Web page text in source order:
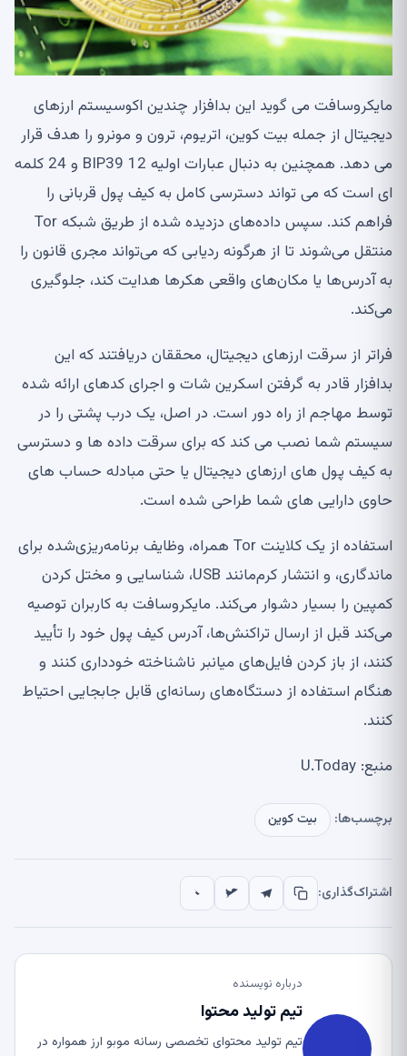
مایکروسافت می گوید این بدافزار چندین اکوسیستم ارزهای
دیجیتال از جمله بیت کوین، اتریوم، ترون و مونرو را هدف قرار
می دهد. همچنین به دنبال عبارات اولیه BIP39 12 و 24 کلمه
ای است که می تواند دسترسی کامل به کیف پول قربانی را
فراهم کند. سپس داده‌های دزدیده شده از طریق شبکه Tor
منتقل می‌شوند تا از هرگونه ردیابی که می‌تواند مجری قانون را
به آدرس‌ها یا مکان‌های واقعی هکرها هدایت کند، جلوگیری
می‌کند.
فراتر از سرقت ارزهای دیجیتال، محققان دریافتند که این
بدافزار قادر به گرفتن اسکرین شات و اجرای کدهای ارائه شده
توسط مهاجم از راه دور است. در اصل، یک درب پشتی را در
سیستم شما نصب می کند که برای سرقت داده ها و دسترسی
به کیف پول های ارزهای دیجیتال یا حتی مبادله حساب های
حاوی دارایی های شما طراحی شده است.
استفاده از یک کلاینت Tor همراه، وظایف برنامه‌ریزی‌شده برای
ماندگاری، و انتشار کرم‌مانند USB، شناسایی و مختل کردن
کمپین را بسیار دشوار می‌کند. مایکروسافت به کاربران توصیه
می‌کند قبل از ارسال تراکنش‌ها، آدرس کیف پول خود را تأیید
کنند، از باز کردن فایل‌های میانبر ناشناخته خودداری کنند و
هنگام استفاده از دستگاه‌های رسانه‌ای قابل جابجایی احتیاط
کنند.
منبع: U.Today
برچسب‌ها: بیت کوین
اشتراک‌گذاری:
درباره نویسنده
تیم تولید محتوا
تیم تولید محتوای تخصصی رسانه موبو ارز همواره در